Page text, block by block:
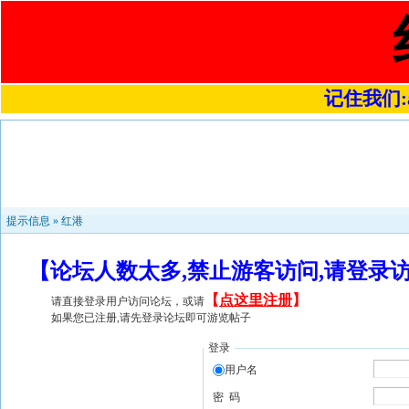
记住我们
提示信息 » 红港
【论坛人数太多,禁止游客访问,请登
请直接登录用户访问论坛，或请 【 点这里注册】
如果您已注册,请先登录论坛即可游览帖子
登录
用户名
密 码